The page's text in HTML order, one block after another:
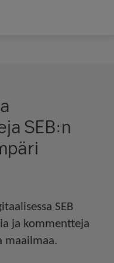
SEB:n
SEB
ja kommentteja
maailmaa.